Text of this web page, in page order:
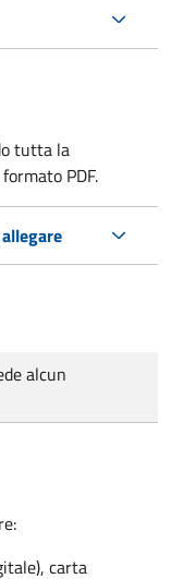
tutta la
PDF.
alcun
carta